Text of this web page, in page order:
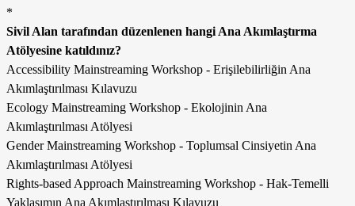
*
Sivil Alan tarafından düzenlenen hangi Ana Akımlaştırma
Atölyesine katıldınız?
Accessibility Mainstreaming Workshop - Erişilebilirliğin Ana
Akımlaştırılması Kılavuzu
Ecology Mainstreaming Workshop - Ekolojinin Ana
Akımlaştırılması Atölyesi
Gender Mainstreaming Workshop - Toplumsal Cinsiyetin Ana
Akımlaştırılması Atölyesi
Rights-based Approach Mainstreaming Workshop - Hak-Temelli
Yaklaşımın Ana Akımlaştırılması Kılavuzu